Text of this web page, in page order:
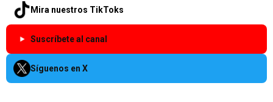
Mira nuestros TikToks
Suscríbete al canal
Síguenos en X